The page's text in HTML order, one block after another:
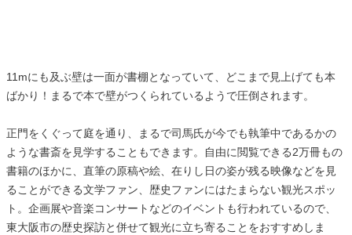
11mにも及ぶ壁は一面が書棚となっていて、どこまで見上げても本
ばかり！まるで本で壁がつくられているようで圧倒されます。
正門をくぐって庭を通り、まるで司馬氏が今でも執筆中であるかの
ような書斎を見学することもできます。自由に閲覧できる2万冊もの
書籍のほかに、直筆の原稿や絵、在りし日の姿が残る映像などを見
ることができる文学ファン、歴史ファンにはたまらない観光スポッ
ト。企画展や音楽コンサートなどのイベントも行われているので、
東大阪市の歴史探訪と併せて観光に立ち寄ることをおすすめしま